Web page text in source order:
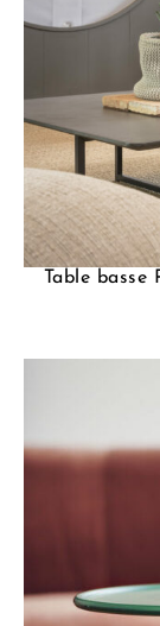
Table basse